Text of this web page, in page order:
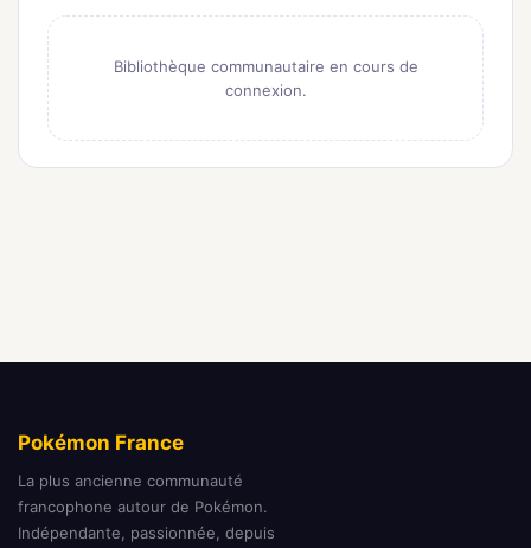
Bibliothèque communautaire en cours de
connexion.
Pokémon France
La plus ancienne communauté
francophone autour de Pokémon.
Indépendante, passionnée, depuis